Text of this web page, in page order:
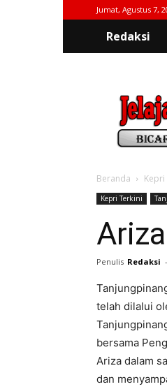
Jumat, Agustus 7,
Redaksi
Beranda Kepri
Kepri Terkini
Penulis Redaksi -
telah dilalui
bersama
Ariza dalam
dan